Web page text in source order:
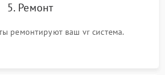
5. Ремонт
ремонтируют ваш vr система.